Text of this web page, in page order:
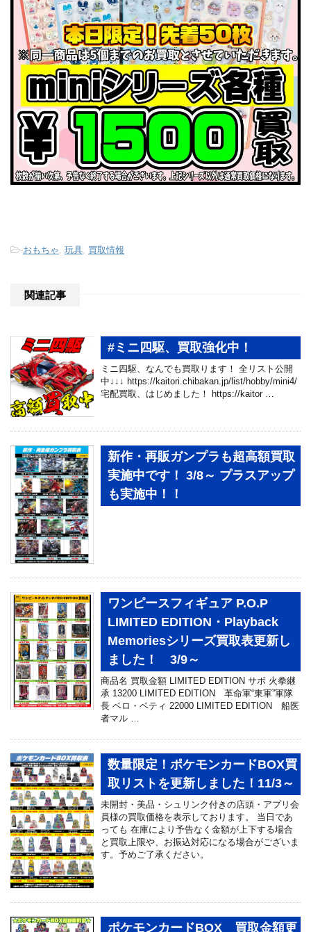
-おもちゃ 玩具 買取情報
関連記事
#ミニ四駆、買取強化中！
ミニ四駆、なんでも買取ります！ 全リスト公開
中↓↓↓ https://kaitori.chibakan.jp/list/hobby/mini4/
宅配買取、はじめました！ https://kaitor …
新作・再販ガンプラも超高額買取
実施中です！ 3/8～ プラスアップ
も実施中！！
ワンピースフィギュア P.O.P
LIMITED EDITION・Playback
Memoriesシリーズ買取表更新し
ました！ 3/9～
商品名 買取金額 LIMITED EDITION サボ 火拳継
承 13200 LIMITED EDITION 革命軍“東軍”軍隊
長 ベロ・ベティ 22000 LIMITED EDITION 船医
者マル …
数量限定！ポケモンカードBOX買
取リストを更新しました！11/3～
未開封・美品・シュリンク付きの店頭・アプリ会
員様の買取価格を表示しております。 当日であ
っても 在庫により予告なく金額が上下する場合
と買取上限や、お振込対応になる場合がございま
す。予めご了承ください。
ポケモンカードBOX 買取金額更